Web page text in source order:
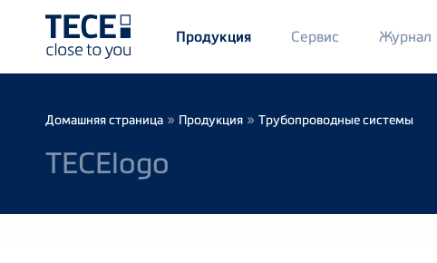
Main
Menü
1
Продукция Сервис Журнал
Breadcrumb
Домашняя страница » Продукция » Трубопроводные системы
TECElogo